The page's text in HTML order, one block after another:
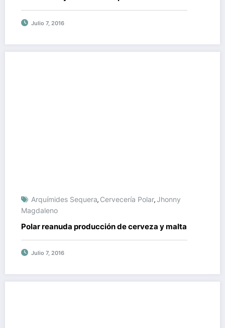
Julio 7, 2016
Arquímides Sequera, Cervecería Polar,Jhonny
Magdaleno
Polar reanuda producción de cerveza y malta
Julio 7, 2016